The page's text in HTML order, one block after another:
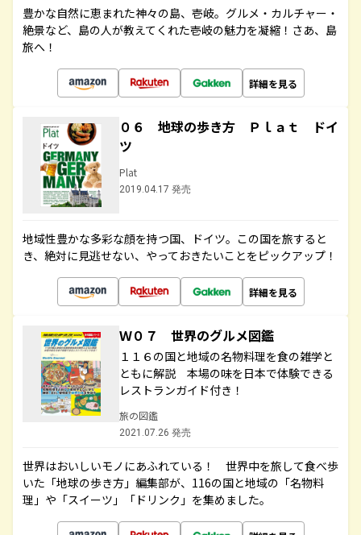
豊かな自然に恵まれた神々の島、壱岐。グルメ・カルチャー・
絶景など、島の人が教えてくれた壱岐の魅力を凝縮！さあ、島
旅へ！
詳細を見る
０６ 地球の歩き方 Ｐｌａｔ ドイ
ツ
Plat
2019.04.17 発売
地域性豊かな多彩な顔を持つ国、ドイツ。この国を旅すると
き、絶対に見逃せない、やっておきたいことをピックアップ！
詳細を見る
Ｗ０７ 世界のグルメ図鑑
１１６の国と地域の名物料理を食の雑学と
ともに解説 本場の味を日本で体験できる
レストランガイド付き！
旅の図鑑
2021.07.26 発売
世界はおいしいモノにあふれている！ 世界中を旅して食べ歩
いた「地球の歩き方」編集部が、116の国と地域の「名物料
理」や「スイーツ」「ドリンク」を集めました。